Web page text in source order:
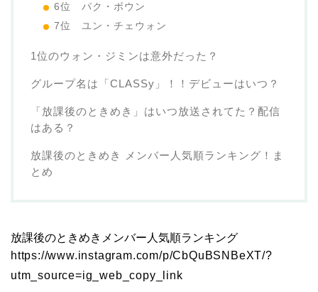
6位 パク・ボウン
7位 ユン・チェウォン
1位のウォン・ジミンは意外だった？
グループ名は「CLASSy」！！デビューはいつ？
「放課後のときめき」はいつ放送されてた？配信
はある？
放課後のときめき メンバー人気順ランキング！ま
とめ
放課後のときめきメンバー人気順ランキング
https://www.instagram.com/p/CbQuBSNBeXT/?
utm_source=ig_web_copy_link